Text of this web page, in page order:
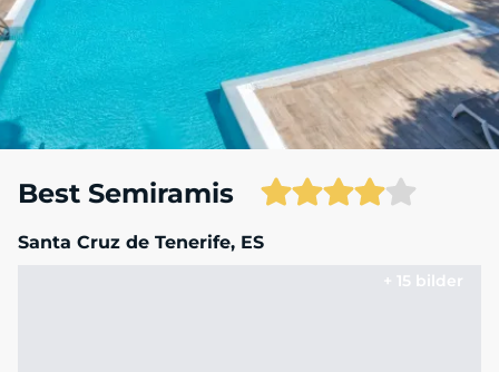
Best Semiramis
Santa Cruz de Tenerife, ES
+ 15 bilder